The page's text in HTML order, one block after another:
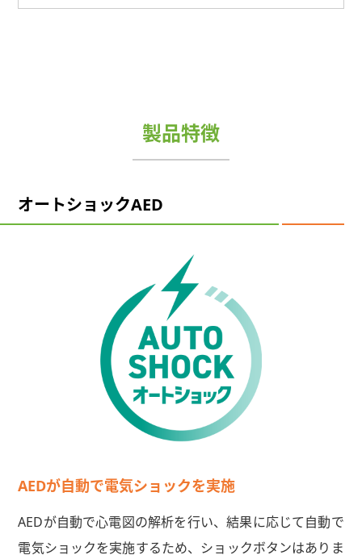
製品特徴
オートショックAED
AEDが自動で電気ショックを実施
AEDが自動で心電図の解析を行い、結果に応じて自動で
電気ショックを実施するため、ショックボタンはありま